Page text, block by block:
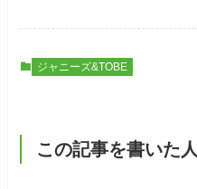
ジャニーズ&TOBE
この記事を書いた人